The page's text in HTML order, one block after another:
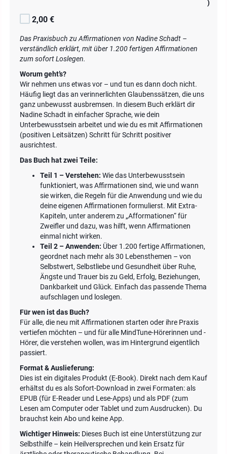
)
2,00 €
Das Praxisbuch zu Affirmationen von Nadine Schadt –
verständlich erklärt, mit über 1.200 fertigen Affirmationen
zum sofort Loslegen.
Worum geht’s?
Wir nehmen uns etwas vor – und tun es dann doch nicht.
Häufig liegt das an verinnerlichten Glaubenssätzen, die uns
ganz unbewusst ausbremsen. In diesem Buch erklärt dir
Nadine Schadt in einfacher Sprache, wie dein
Unterbewusstsein arbeitet und wie du es mit Affirmationen
(positiven Leitsätzen) Schritt für Schritt positiver
ausrichtest.
Das Buch hat zwei Teile:
Teil 1 – Verstehen: Wie das Unterbewusstsein
funktioniert, was Affirmationen sind, wie und wann
sie wirken, die Regeln für die Anwendung und wie du
deine eigenen Affirmationen formulierst. Mit Extra-
Kapiteln, unter anderem zu „Afformationen“ für
Zweifler und dazu, was hilft, wenn Affirmationen
einmal nicht wirken.
Teil 2 – Anwenden: Über 1.200 fertige Affirmationen,
geordnet nach mehr als 30 Lebensthemen – von
Selbstwert, Selbstliebe und Gesundheit über Ruhe,
Ängste und Trauer bis zu Geld, Erfolg, Beziehungen,
Dankbarkeit und Glück. Einfach das passende Thema
aufschlagen und loslegen.
Für wen ist das Buch?
Für alle, die neu mit Affirmationen starten oder ihre Praxis
vertiefen möchten – und für alle MindTune-Hörerinnen und -
Hörer, die verstehen wollen, was im Hintergrund eigentlich
passiert.
Format & Auslieferung:
Dies ist ein digitales Produkt (E-Book). Direkt nach dem Kauf
erhältst du es als Sofort-Download in zwei Formaten: als
EPUB (für E-Reader und Lese-Apps) und als PDF (zum
Lesen am Computer oder Tablet und zum Ausdrucken). Du
brauchst kein Abo und keine App.
Wichtiger Hinweis: Dieses Buch ist eine Unterstützung zur
Selbsthilfe – kein Heilversprechen und kein Ersatz für